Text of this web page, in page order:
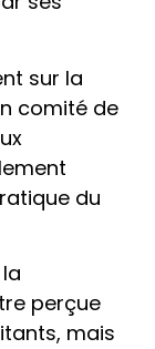
sur la
comité de
du
perçue
mais